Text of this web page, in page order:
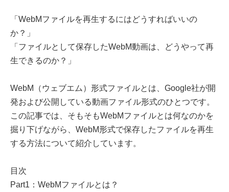
「WebMファイルを再生するにはどうすればいいの
か？」
「ファイルとして保存したWebM動画は、どうやって再
生できるのか？」
WebM（ウェブエム）形式ファイルとは、Google社が開
発および公開している動画ファイル形式のひとつです。
この記事では、そもそもWebMファイルとは何なのかを
掘り下げながら、WebM形式で保存したファイルを再生
する方法について紹介しています。
目次
Part1：WebMファイルとは？